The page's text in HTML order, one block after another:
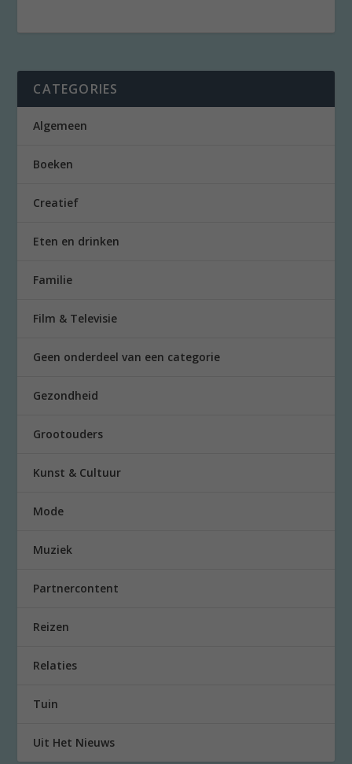
CATEGORIES
Algemeen
Boeken
Creatief
Eten en drinken
Familie
Film & Televisie
Geen onderdeel van een categorie
Gezondheid
Grootouders
Kunst & Cultuur
Mode
Muziek
Partnercontent
Reizen
Relaties
Tuin
Uit Het Nieuws